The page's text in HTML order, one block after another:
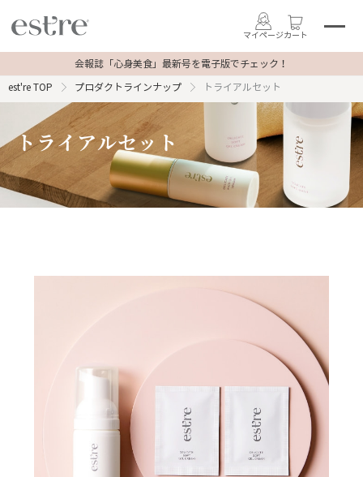
マイページカート
会報誌「心身美食」最新号を電子版でチェック！
est're TOP
プロダクトラインナップ トライアルセット
トライアルセット